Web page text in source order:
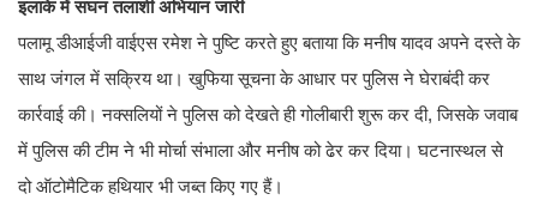
इलाके में सघन तलाशी अभियान जारी
पलामू डीआईजी वाईएस रमेश ने पुष्टि करते हुए बताया कि मनीष यादव अपने दस्ते के
साथ जंगल में सक्रिय था। खुफिया सूचना के आधार पर पुलिस ने घेराबंदी कर
कार्रवाई की। नक्सलियों ने पुलिस को देखते ही गोलीबारी शुरू कर दी, जिसके जवाब
में पुलिस की टीम ने भी मोर्चा संभाला और मनीष को ढेर कर दिया। घटनास्थल से
दो ऑटोमैटिक हथियार भी जब्त किए गए हैं।